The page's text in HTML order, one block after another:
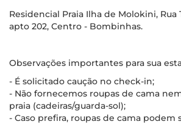
Residencial Praia Ilha de Molokini, Rua
apto 202, Centro - Bombinhas.
Observações importantes para sua
- É solicitado caução no check-in;
- Não fornecemos roupas de cama
praia (cadeiras/guarda-sol);
- Caso prefira, roupas de cama podem